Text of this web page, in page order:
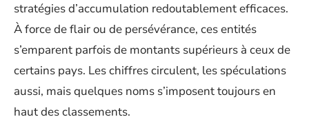
stratégies d’accumulation redoutablement efficaces.
À force de flair ou de persévérance, ces entités
s’emparent parfois de montants supérieurs à ceux de
certains pays. Les chiffres circulent, les spéculations
aussi, mais quelques noms s’imposent toujours en
haut des classements.